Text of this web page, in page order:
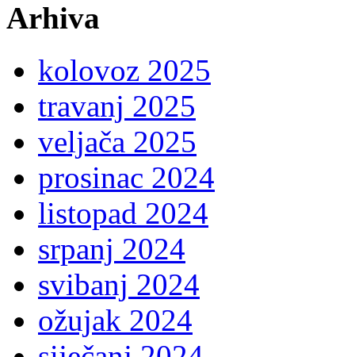
Arhiva
kolovoz 2025
travanj 2025
veljača 2025
prosinac 2024
listopad 2024
srpanj 2024
svibanj 2024
ožujak 2024